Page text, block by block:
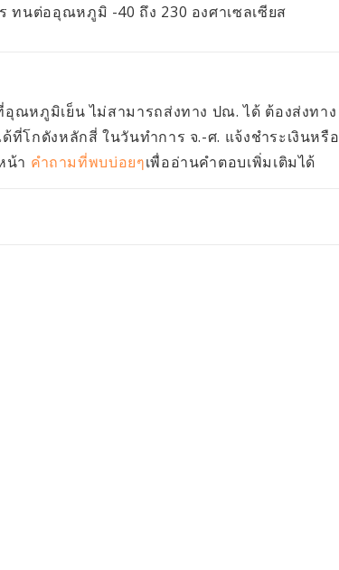
ทนต่ออุณหภูมิ -40 ถึง 230 องศาเซลเซียส
ณหภูมิเย็น ไม่สามารถส่งทาง ปณ. ได้ ต้องส่งทาง
โกดังหลักสี่ ในวันทำการ จ.-ศ. แจ้งชำระเงินหรือ
น้า คำถามที่พบบ่อยๆเพื่ออ่านคำตอบเพิ่มเติมได้